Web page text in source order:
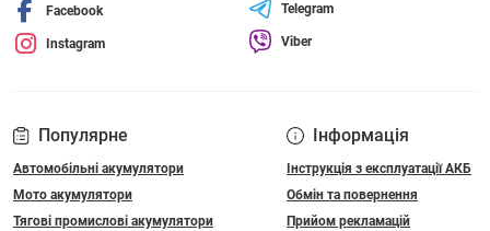
Популярне
Автомобільні акумулятори
Мото акумулятори
Тягові промислові акумулятори
Інформація
Інструкція з експлуатації АКБ
Обмін та повернення
Прийом рекламацій
Facebook
Instagram
Telegram
Viber